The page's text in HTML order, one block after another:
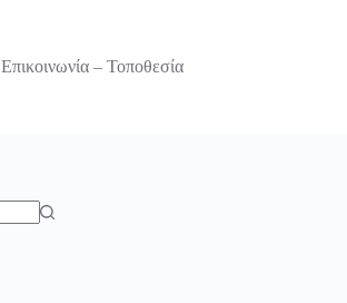
Επικοινωνία – Τοποθεσία